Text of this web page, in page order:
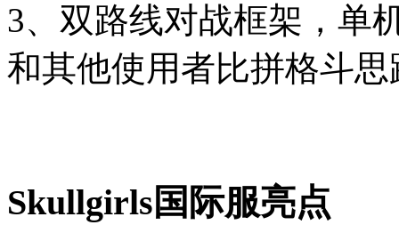
3、双路线对战框架，单
和其他使用者比拼格斗
Skullgirls国际服亮点